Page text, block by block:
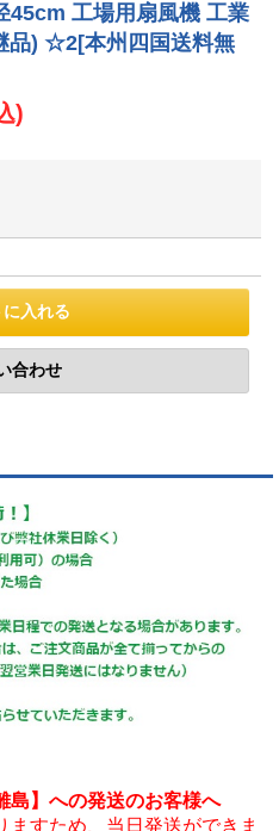
45cm 工場用扇風機 工業
品) ☆2[本州四国送料無
)
】への発送のお客様へ
すため、当日発送ができま